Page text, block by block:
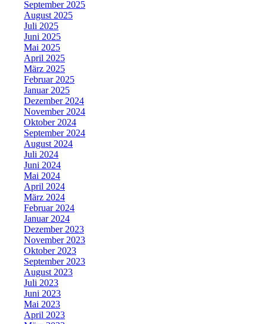
September 2025
August 2025
Juli 2025
Juni 2025
Mai 2025
April 2025
März 2025
Februar 2025
Januar 2025
Dezember 2024
November 2024
Oktober 2024
September 2024
August 2024
Juli 2024
Juni 2024
Mai 2024
April 2024
März 2024
Februar 2024
Januar 2024
Dezember 2023
November 2023
Oktober 2023
September 2023
August 2023
Juli 2023
Juni 2023
Mai 2023
April 2023